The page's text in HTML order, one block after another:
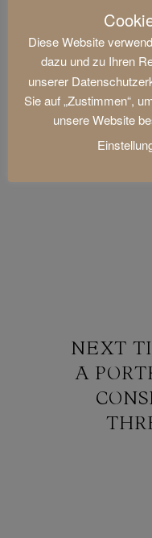
NEXT
A
Diese Website
dazu und zu Ihren
unserer
Sie auf „Zustimmen“,
unsere Website